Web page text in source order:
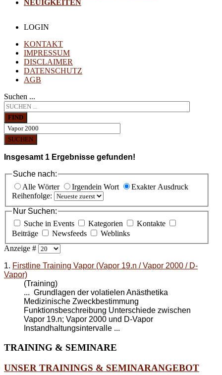
NEUIGKEITEN
LOGIN
KONTAKT
IMPRESSUM
DISCLAIMER
DATENSCHUTZ
AGB
Suchen ...
FIND
SUCHEN
Insgesamt 1 Ergebnisse gefunden!
Suche nach:
Alle Wörter
Irgendein Wort
Exakter Ausdruck
Reihenfolge:
Nur Suchen:
Suche in Events
Kategorien
Kontakte
Beiträge
Newsfeeds
Weblinks
Anzeige #
1. Firstline Training Vapor (Vapor 19.n / Vapor 2000 / D-
Vapor)
(Training)
... Grundlagen der volatielen Anästhetika
Medizinische Zweckbestimmung
Funktionsbeschreibung Unterschiede zwischen
Vapor 19.n; Vapor 2000 und D-Vapor
Instandhaltungsintervalle ...
TRAINING & SEMINARE
UNSER TRAININGS & SEMINARANGEBOT